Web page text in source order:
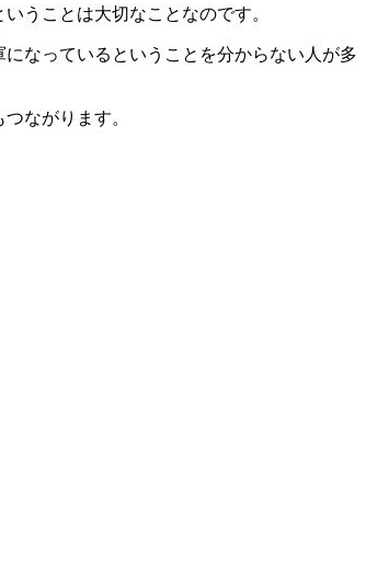
うことは大切なことなのです。
なっているということを分からない人が多
ながります。